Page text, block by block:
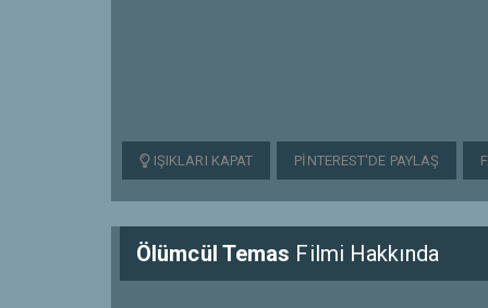
IŞIKLARI KAPAT PINTEREST'DE PAYLAŞ
Ölümcül Temas Filmi Hakkında